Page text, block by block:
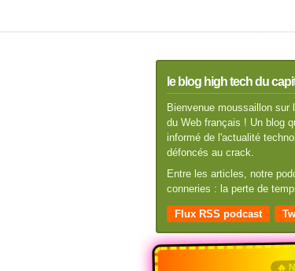
le blog high tech du
Bienvenue moussaillon sur
du Web français ! Un blog
informé de l'actualité
défoncés au crack.
Entre les articles, notre
conneries : la perte de
Flux RSS podcast
🔥